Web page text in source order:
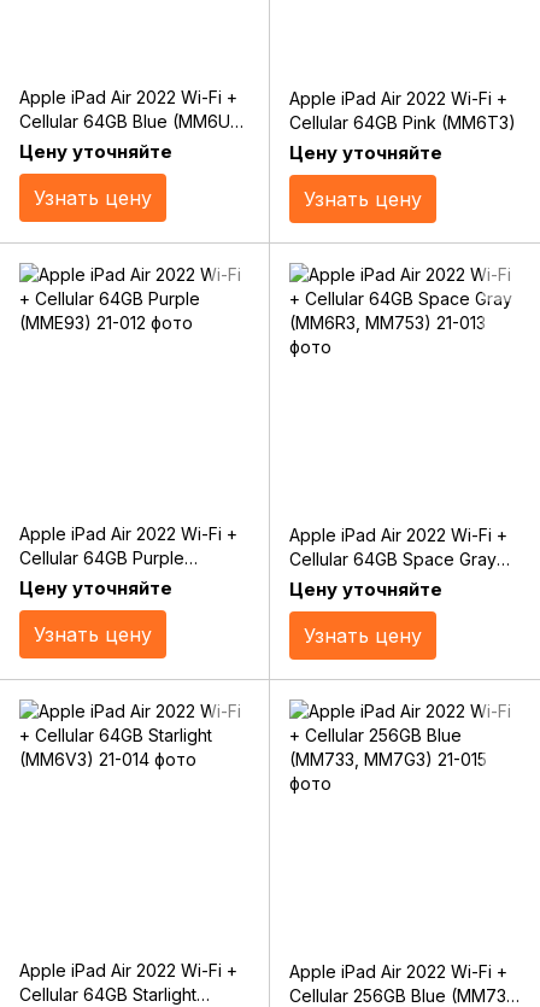
Apple iPad Air 2022 Wi-Fi +
Cellular 64GB Blue (MM6U3,
MM773)
Цену уточняйте
Узнать цену
Apple iPad Air 2022 Wi-Fi +
Cellular 64GB Pink (MM6T3)
Цену уточняйте
Узнать цену
Apple iPad Air 2022 Wi-Fi +
Cellular 64GB Purple
(MME93)
Цену уточняйте
Узнать цену
Apple iPad Air 2022 Wi-Fi +
Cellular 64GB Space Gray
(MM6R3, MM753)
Цену уточняйте
Узнать цену
Apple iPad Air 2022 Wi-Fi +
Cellular 64GB Starlight
Apple iPad Air 2022 Wi-Fi +
Cellular 256GB Blue (MM733,